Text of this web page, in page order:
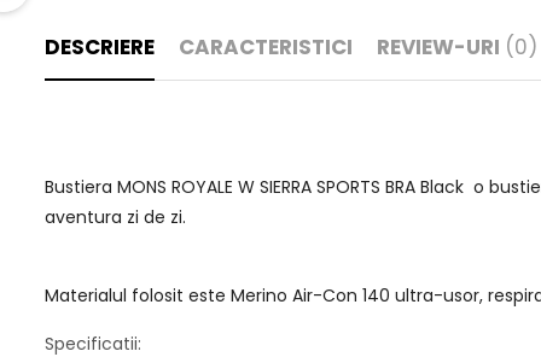
DESCRIERE CARACTERISTICI REVIEW-URI (0)
Bustiera MONS ROYALE W SIERRA SPORTS BRA Black
aventura zi de zi.
Materialul folosit este Merino Air-Con 140 ultra-usor,
Specificatii: